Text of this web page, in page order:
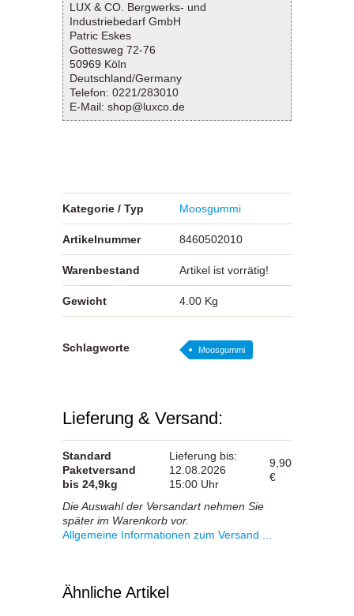
LUX & CO. Bergwerks- und
Industriebedarf GmbH
Patric Eskes
Gottesweg 72-76
50969 Köln
Deutschland/Germany
Telefon: 0221/283010
E-Mail: shop@luxco.de
Kategorie / Typ Moosgummi
Artikelnummer 8460502010
Warenbestand Artikel ist vorrätig!
Gewicht 4.00 Kg
Schlagworte Moosgummi
Lieferung & Versand:
Standard
Paketversand
bis 24,9kg
Lieferung bis:
12.08.2026
15:00 Uhr
9,90
€
Die Auswahl der Versandart nehmen Sie
später im Warenkorb vor.
Allgemeine Informationen zum Versand ...
Ähnliche Artikel